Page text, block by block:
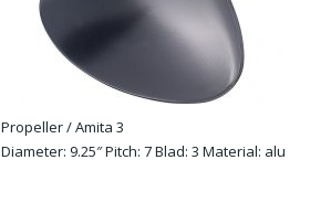
Propeller / Amita 3
Diameter: 9.25″ Pitch: 7 Blad: 3 Material: alu